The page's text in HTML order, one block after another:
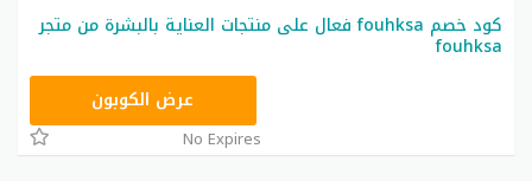
كود خصم fouhksa فعال على منتجات العناية بالبشرة من متجر
fouhksa
عرض الكوبون
No Expires